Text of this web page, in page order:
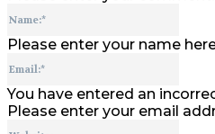
Please enter your name
You have entered an
Please enter your email